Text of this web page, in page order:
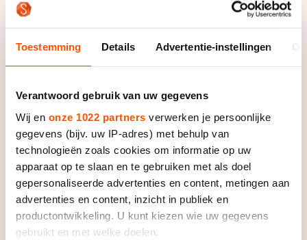
Toestemming Details Advertentie-instellingen
Verantwoord gebruik van uw gegevens
Wij en onze 1022 partners verwerken je persoonlijke
gegevens (bijv. uw IP-adres) met behulp van
technologieën zoals cookies om informatie op uw
apparaat op te slaan en te gebruiken met als doel
gepersonaliseerde advertenties en content, metingen aan
advertenties en content, inzicht in publiek en
productontwikkeling. U kunt kiezen wie uw gegevens
gebruikt en met welke doelen.
Deze zomer de weg op
Waar kan ik schaatsen en skaten?
Alles voor jou als schaatsfan
Word schaatsfan!
Winacties
Olympische Spelen
Olympische Spelen
Olympische uitslagen
Van Jong tot Goud verhalen
De Belgische inline-skater was zeer